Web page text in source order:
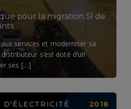
pour la migration SI de
services et moderniser sa
s’est doté d’un
ses […]
D'ÉLECTRICITÉ 2018